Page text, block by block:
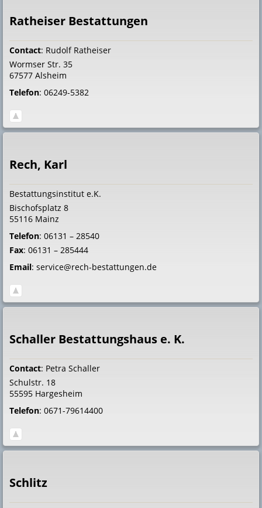
Ratheiser Bestattungen
Contact: Rudolf Ratheiser
Wormser Str. 35
67577 Alsheim
Telefon: 06249-5382
Rech, Karl
Bestattungsinstitut e.K.
Bischofsplatz 8
55116 Mainz
Telefon: 06131 – 28540
Fax: 06131 – 285444
Email: service@rech-bestattungen.de
Schaller Bestattungshaus e. K.
Contact: Petra Schaller
Schulstr. 18
55595 Hargesheim
Telefon: 0671-79614400
Schlitz